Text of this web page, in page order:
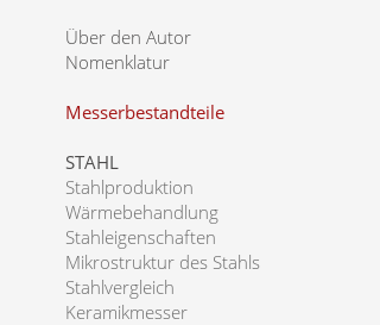
Über den Autor
Nomenklatur
Messerbestandteile
STAHL
Stahlproduktion
Wärmebehandlung
Stahleigenschaften
Mikrostruktur des Stahls
Stahlvergleich
Keramikmesser